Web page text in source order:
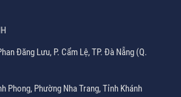
Đăng Lưu, P. Cẩm Lệ, TP. Đà Nẵng (Q.
Phong, Phường Nha Trang, Tỉnh Khánh